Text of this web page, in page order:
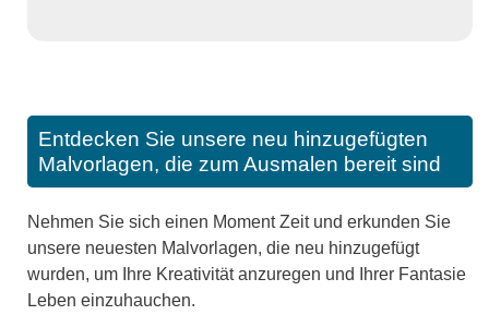
Entdecken Sie unsere neu hinzugefügten
Malvorlagen, die zum Ausmalen bereit sind
Nehmen Sie sich einen Moment Zeit und erkunden Sie
unsere neuesten Malvorlagen, die neu hinzugefügt
wurden, um Ihre Kreativität anzuregen und Ihrer Fantasie
Leben einzuhauchen.